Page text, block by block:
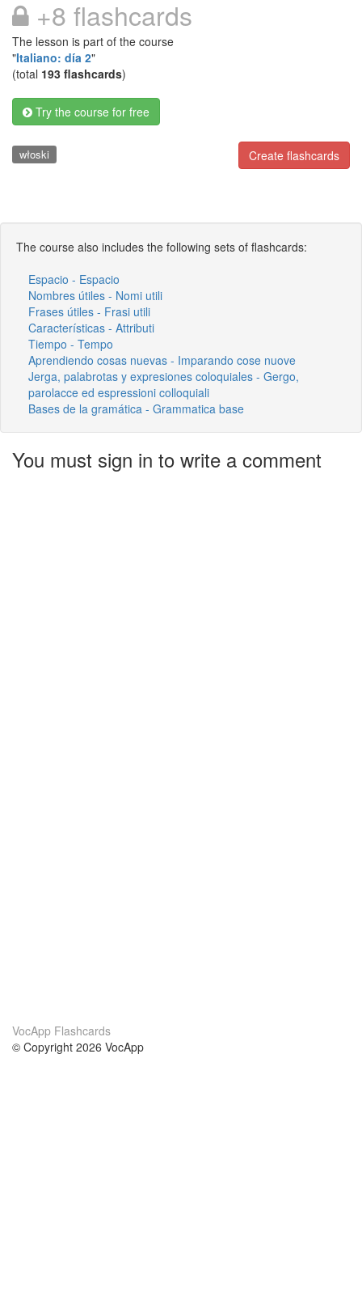
+8 flashcards
The lesson is part of the course
"Italiano: día 2"
(total 193 flashcards)
Try the course for free
Create flashcards
włoski
The course also includes the following sets of flashcards:
Espacio - Espacio
Nombres útiles - Nomi utili
Frases útiles - Frasi utili
Características - Attributi
Tiempo - Tempo
Aprendiendo cosas nuevas - Imparando cose nuove
Jerga, palabrotas y expresiones coloquiales - Gergo,
parolacce ed espressioni colloquiali
Bases de la gramática - Grammatica base
You must sign in to write a comment
VocApp Flashcards
© Copyright 2026 VocApp